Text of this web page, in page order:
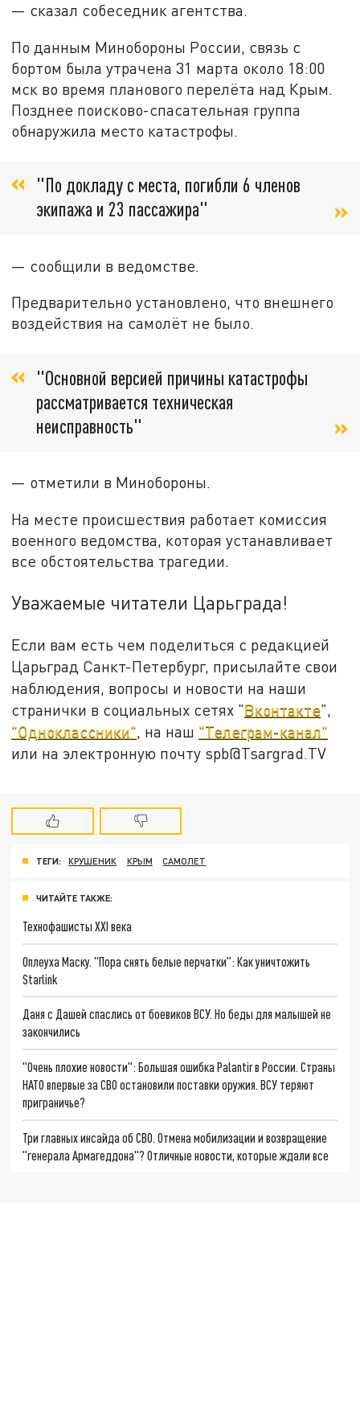
— сказал собеседник агентства.
По данным Минобороны России, связь с
бортом была утрачена 31 марта около 18:00
мск во время планового перелёта над Крым.
Позднее поисково-спасательная группа
обнаружила место катастрофы.
"По докладу с места, погибли 6 членов
экипажа и 23 пассажира"
— сообщили в ведомстве.
Предварительно установлено, что внешнего
воздействия на самолёт не было.
"Основной версией причины катастрофы
рассматривается техническая
неисправность"
— отметили в Минобороны.
На месте происшествия работает комиссия
военного ведомства, которая устанавливает
все обстоятельства трагедии.
Уважаемые читатели Царьграда!
Если вам есть чем поделиться с редакцией
Царьград Санкт-Петербург, присылайте свои
наблюдения, вопросы и новости на наши
странички в социальных сетях "Вконтакте",
"Одноклассники" , на наш "Телеграм-канал"
или на электронную почту spb@Tsargrad.TV
ТЕГИ: КРУШЕНИК КРЫМ САМОЛЕТ
ЧИТАЙТЕ ТАКЖЕ:
Технофашисты XXI века
Оплеуха Маску. "Пора снять белые перчатки": Как уничтожить
Starlink
Даня с Дашей спаслись от боевиков ВСУ. Но беды для малышей не
закончились
"Очень плохие новости": Большая ошибка Palantir в России. Страны
НАТО впервые за СВО остановили поставки оружия. ВСУ теряют
приграничье?
Три главных инсайда об СВО. Отмена мобилизации и возвращение
"генерала Армагеддона"? Отличные новости, которые ждали все